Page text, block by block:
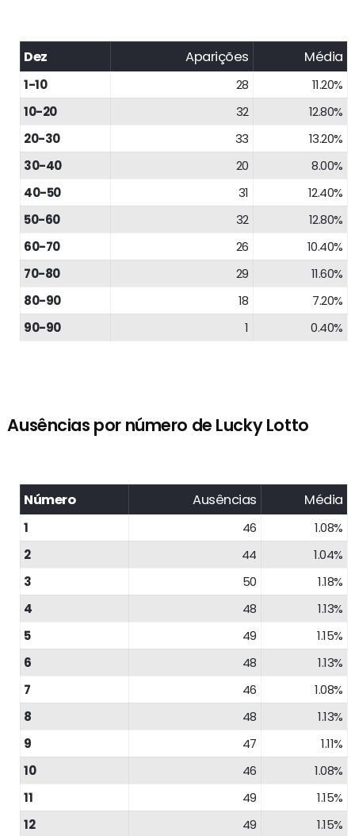
Dez Aparições Média
1-10 28
11.20%
10-20
32
12.80%
20-30
33
13.20%
30-40
20
8.00%
40-50
31
12.40%
50-60
32
12.80%
60-70
26
10.40%
70-80
29
11.60%
80-90
18
7.20%
90-90
1 0.40%
Ausências por número de Lucky Lotto
Número Ausências Média
1 46
1.08%
2
44
1.04%
3
50
1.18%
4
48
1.13%
5
49
1.15%
6
48
1.13%
7
46
1.08%
8
48
1.13%
9
47
1.11%
10
46
1.08%
11
49
1.15%
12
49 1.15%